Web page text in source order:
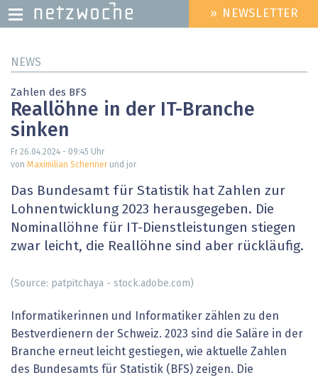
zum
HEADER
MENU
» NEWSLETTER
NEWS
Zahlen des BFS
Reallöhne in der IT-Branche
sinken
Fr 26.04.2024 - 09:45 Uhr
von Maximilian Schennerund jor
Das Bundesamt für Statistik hat Zahlen zur
Lohnentwicklung 2023 herausgegeben. Die
Nominallöhne für IT-Dienstleistungen stiegen
zwar leicht, die Reallöhne sind aber rückläufig.
(Source: patpitchaya - stock.adobe.com)
Informatikerinnen und Informatiker zählen zu den
Bestverdienern der Schweiz. 2023 sind die Saläre in der
Branche erneut leicht gestiegen, wie aktuelle Zahlen
des Bundesamts für Statistik (BFS) zeigen. Die